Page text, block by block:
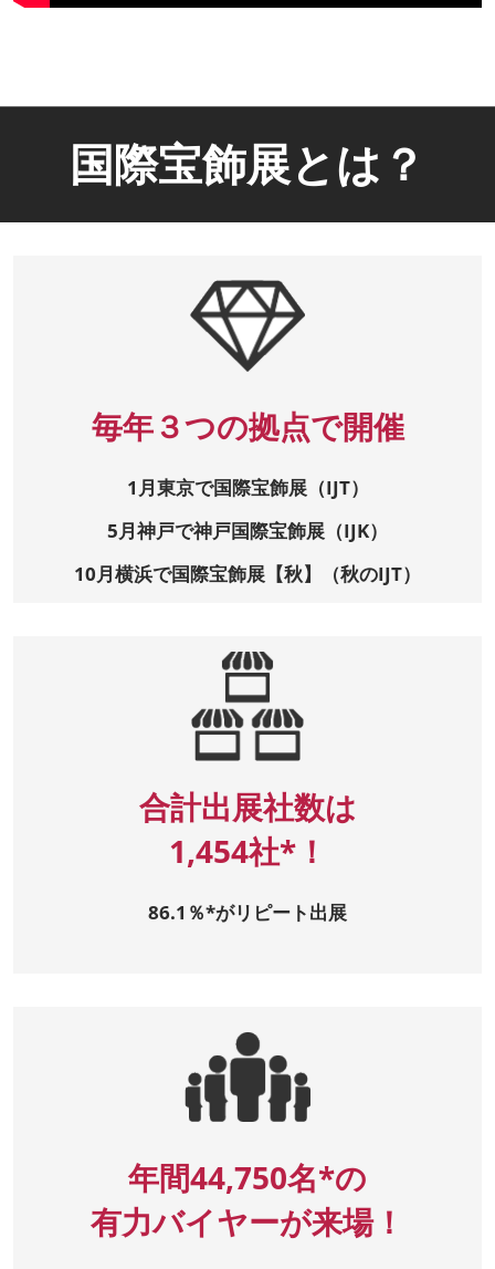
国際宝飾展とは？
毎年３つの拠点で開催
1月東京で国際宝飾展（IJT）
5月神戸で神戸国際宝飾展（IJK）
10月横浜で国際宝飾展【秋】（秋のIJT）
合計出展社数は
1,454社*！
86.1％*がリピート出展
年間44,750名*の
有力バイヤーが来場！